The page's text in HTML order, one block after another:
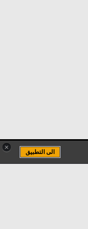
×
الى التطبيق